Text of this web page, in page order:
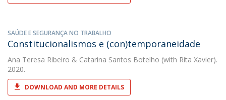
SAÚDE E SEGURANÇA NO TRABALHO
Constitucionalismos e (con)temporaneidade
Ana Teresa Ribeiro & Catarina Santos Botelho (with Rita Xavier).
2020.
DOWNLOAD AND MORE DETAILS